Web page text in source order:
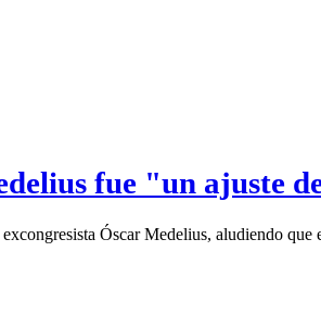
fue "un ajuste
Óscar Medelius, aludiendo